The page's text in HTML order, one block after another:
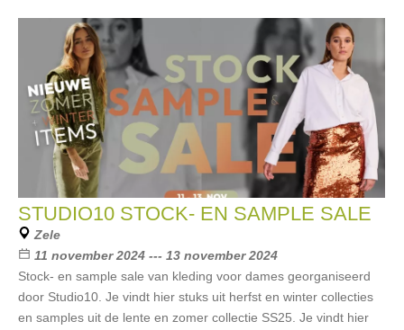
STUDIO10 STOCK- EN SAMPLE SALE
Zele
11 november 2024 --- 13 november 2024
Stock- en sample sale van kleding voor dames georganiseerd
door Studio10. Je vindt hier stuks uit herfst en winter collecties
en samples uit de lente en zomer collectie SS25. Je vindt hier